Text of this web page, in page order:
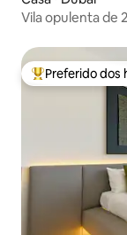
Vila opulenta de
Entre os
Preferido dos